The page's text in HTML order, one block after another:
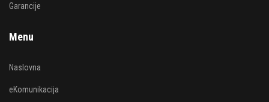
Garancije
Menu
Naslovna
eKomunikacija